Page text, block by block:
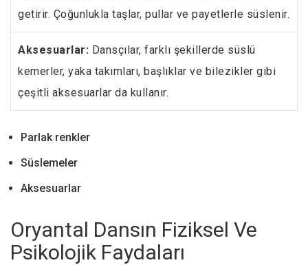
getirir. Çoğunlukla taşlar, pullar ve payetlerle süslenir.
Aksesuarlar: Dansçılar, farklı şekillerde süslü
kemerler, yaka takımları, başlıklar ve bilezikler gibi
çeşitli aksesuarlar da kullanır.
Parlak renkler
Süslemeler
Aksesuarlar
Oryantal Dansın Fiziksel Ve
Psikolojik Faydaları